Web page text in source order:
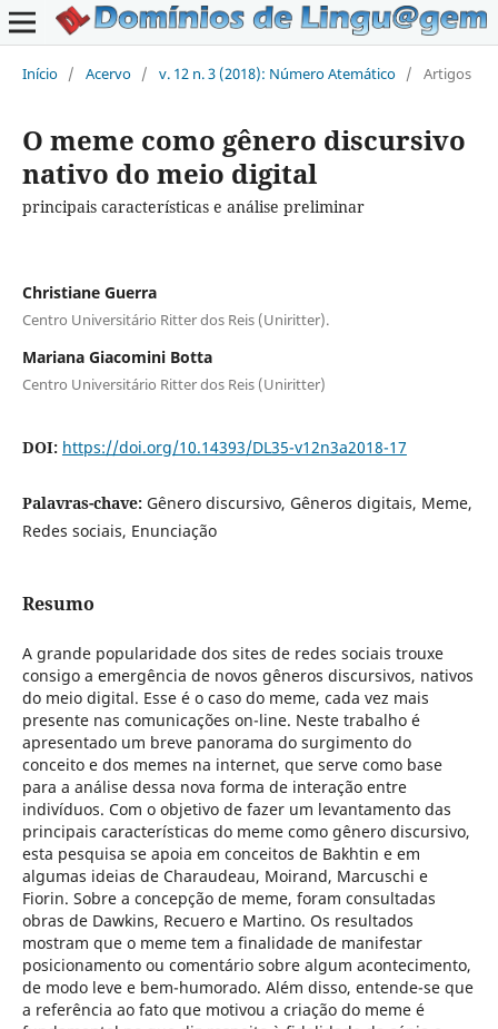
Início / Acervo / v. 12 n. 3 (2018): Número Atemático / Artigos
O meme como gênero discursivo
nativo do meio digital
principais características e análise preliminar
Christiane Guerra
Centro Universitário Ritter dos Reis (Uniritter).
Mariana Giacomini Botta
Centro Universitário Ritter dos Reis (Uniritter)
DOI: https://doi.org/10.14393/DL35-v12n3a2018-17
Palavras-chave: Gênero discursivo, Gêneros digitais, Meme,
Redes sociais, Enunciação
Resumo
A grande popularidade dos sites de redes sociais trouxe
consigo a emergência de novos gêneros discursivos, nativos
do meio digital. Esse é o caso do meme, cada vez mais
presente nas comunicações on-line. Neste trabalho é
apresentado um breve panorama do surgimento do
conceito e dos memes na internet, que serve como base
para a análise dessa nova forma de interação entre
indivíduos. Com o objetivo de fazer um levantamento das
principais características do meme como gênero discursivo,
esta pesquisa se apoia em conceitos de Bakhtin e em
algumas ideias de Charaudeau, Moirand, Marcuschi e
Fiorin. Sobre a concepção de meme, foram consultadas
obras de Dawkins, Recuero e Martino. Os resultados
mostram que o meme tem a finalidade de manifestar
posicionamento ou comentário sobre algum acontecimento,
de modo leve e bem-humorado. Além disso, entende-se que
a referência ao fato que motivou a criação do meme é